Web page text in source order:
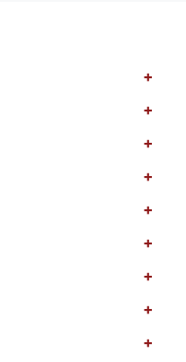
+
+
+
+
+
+
+
+
+